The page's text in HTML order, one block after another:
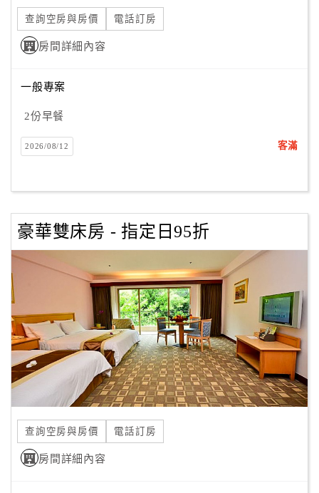
伴
計
劃
品
宣
傳
查詢空房與房價 電話訂房
房間詳細內容
一般專案
2份早餐
2026/08/12 客滿
豪華雙床房 - 指定日95折
查詢空房與房價 電話訂房
房間詳細內容